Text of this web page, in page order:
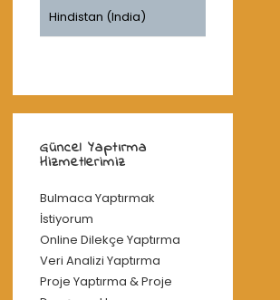
Hindistan (India)
Güncel Yaptırma
Hizmetlerimiz
Bulmaca Yaptırmak
İstiyorum
Online Dilekçe Yaptırma
Veri Analizi Yaptırma
Proje Yaptırma & Proje